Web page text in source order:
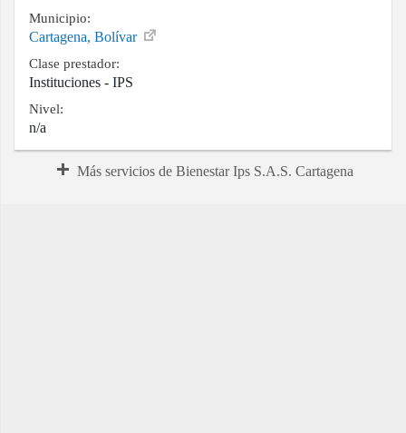
Municipio:
Cartagena, Bolívar
Clase prestador:
Instituciones - IPS
Nivel:
n/a
Más servicios de Bienestar Ips S.A.S. Cartagena